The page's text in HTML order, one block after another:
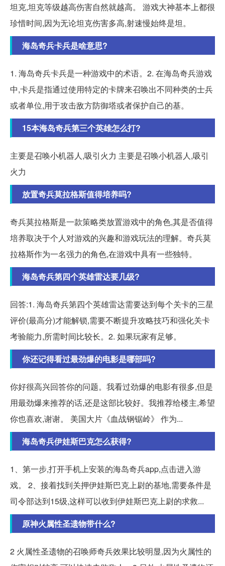
坦克,坦克等级越高伤害自然就越高。 游戏大神基本上都很
珍惜时间,因为无论坦克伤害多高,射速慢始终是坦。
海岛奇兵卡兵是啥意思?
1. 海岛奇兵卡兵是一种游戏中的术语。2. 在海岛奇兵游戏
中,卡兵是指通过使用特定的卡牌来召唤出不同种类的士兵
或者单位,用于攻击敌方防御塔或者保护自己的基。
15本海岛奇兵第三个英雄怎么打?
主要是召唤小机器人,吸引火力 主要是召唤小机器人,吸引
火力
放置奇兵莫拉格斯值得培养吗?
奇兵莫拉格斯是一款策略类放置游戏中的角色,其是否值得
培养取决于个人对游戏的兴趣和游戏玩法的理解。奇兵莫
拉格斯作为一名强力的角色,在游戏中具有一些独特。
海岛奇兵第四个英雄雷达要几级?
回答:1. 海岛奇兵第四个英雄雷达需要达到每个关卡的三星
评价(最高分)才能解锁,需要不断提升攻略技巧和强化关卡
考验能力,所需时间比较长。2. 如果玩家有足够。
你还记得看过最劲爆的电影是哪部吗?
你好很高兴回答你的问题。我看过劲爆的电影有很多,但是
用最劲爆来推荐的话,还是这部比较好。我推荐给楼主,希望
你也喜欢,谢谢。 美国大片《血战钢锯岭》 作为...
海岛奇兵伊娃斯巴克怎么获得?
1、第一步,打开手机上安装的海岛奇兵app,点击进入游
戏。 2、接着找到关押伊娃斯巴克上尉的基地,需要条件是
司令部达到15级,这样可以收到伊娃斯巴克上尉的求救...
原神火属性圣遗物带什么?
2 火属性圣遗物的召唤师奇兵效果比较明显,因为火属性的